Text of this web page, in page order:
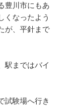
豊川市にもあ
くなったよう
が、平針まで
駅まではバイ
試験場へ行き